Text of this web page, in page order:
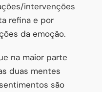
intervenções
refina e por
da emoção.
na maior parte
duas mentes
são